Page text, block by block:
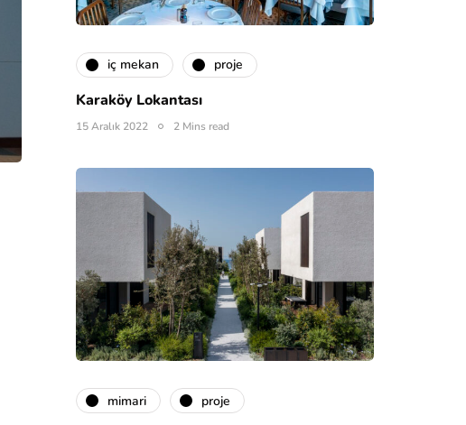
i̇ç mekan proje
Karaköy Lokantası
15 Aralık 2022 2 Mins read
mimari proje